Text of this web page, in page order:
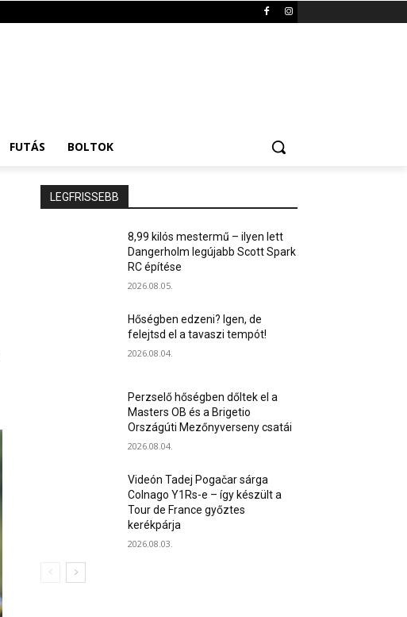
FUTÁS BOLTOK
LEGFRISSEBB
8,99 kilós mestermű – ilyen lett
Dangerholm legújabb Scott Spark
RC építése
2026.08.05.
Hőségben edzeni? Igen, de
felejtsd el a tavaszi tempót!
2026.08.04.
Perzselő hőségben dőltek el a
Masters OB és a Brigetio
Országúti Mezőnyverseny csatái
2026.08.04.
Videón Tadej Pogačar sárga
Colnago Y1Rs-e – így készült a
Tour de France győztes
kerékpárja
2026.08.03.